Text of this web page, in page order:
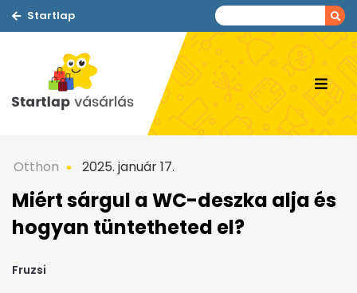
Startlap
Otthon 2025. január 17.
Miért sárgul a WC-deszka alja és
hogyan tüntetheted el?
Fruzsi